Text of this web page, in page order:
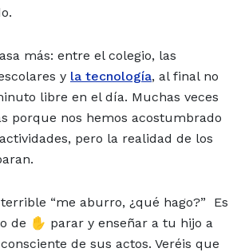
más: entre el colegio, las
y la tecnología, al final no
libre en el día. Muchas veces
porque nos hemos acostumbrado
pero la realidad de los
“me aburro, ¿qué hago?” Es
de ✋ parar y enseñar a tu hijo a
de sus actos. Veréis que